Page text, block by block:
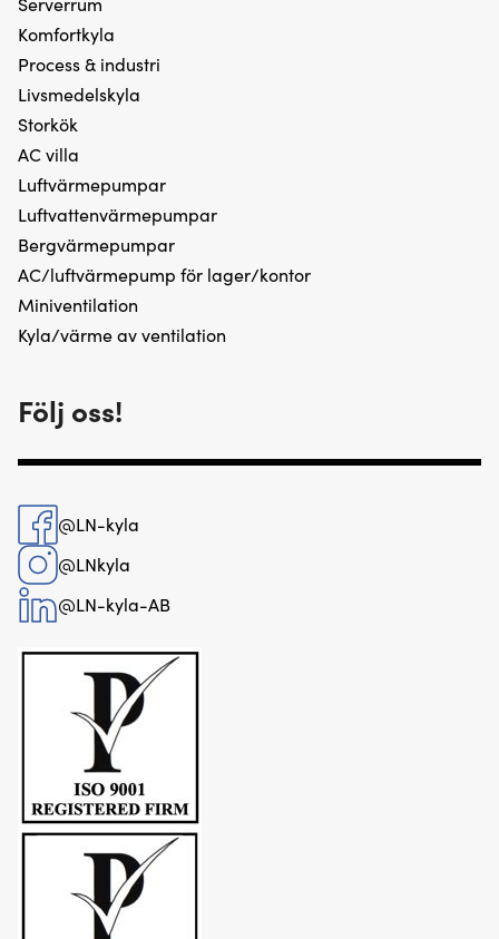
Komfortkyla
Process & industri
Livsmedelskyla
Storkök
AC villa
Luftvärmepumpar
Luftvattenvärmepumpar
Bergvärmepumpar
AC/luftvärmepump för lager/kontor
Miniventilation
Kyla/värme av ventilation
Följ oss!
@LN-kyla
@LNkyla
@LN-kyla-AB